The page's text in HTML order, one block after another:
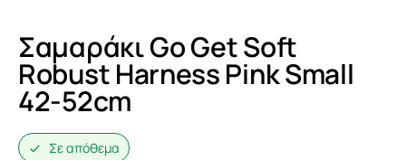
Σαμαράκι Go Get Soft
Robust Harness Pink Small
42-52cm
Σε απόθεμα